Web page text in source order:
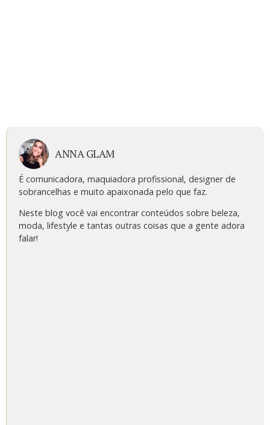
ANNA GLAM
É comunicadora, maquiadora profissional, designer de
sobrancelhas e muito apaixonada pelo que faz.
Neste blog você vai encontrar conteúdos sobre beleza,
moda, lifestyle e tantas outras coisas que a gente adora
falar!